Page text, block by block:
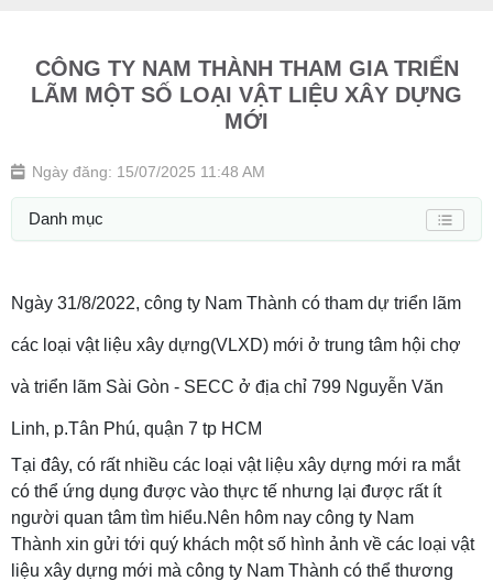
CÔNG TY NAM THÀNH THAM GIA TRIỂN
LÃM MỘT SỐ LOẠI VẬT LIỆU XÂY DỰNG
MỚI
Ngày đăng: 15/07/2025 11:48 AM
Danh mục
Ngày 31/8/2022, công ty Nam Thành có tham dự triển lãm
các loại vật liệu xây dựng(VLXD) mới ở trung tâm hội chợ
và triển lãm Sài Gòn - SECC ở địa chỉ 799 Nguyễn Văn
Linh, p.Tân Phú, quận 7 tp HCM
Tại đây, có rất nhiều các loại vật liệu xây dựng mới ra mắt
có thể ứng dụng được vào thực tế nhưng lại được rất ít
người quan tâm tìm hiểu.Nên hôm nay công ty Nam
Thành xin gửi tới quý khách một số hình ảnh về các loại vật
liệu xây dựng mới mà công ty Nam Thành có thể thương